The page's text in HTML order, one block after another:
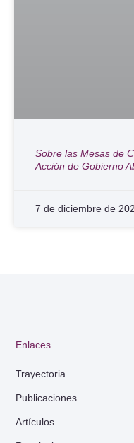
Sobre las Mesas de
Acción de Gobierno
7 de diciembre de
Enlaces
Trayectoria
Publicaciones
Artículos